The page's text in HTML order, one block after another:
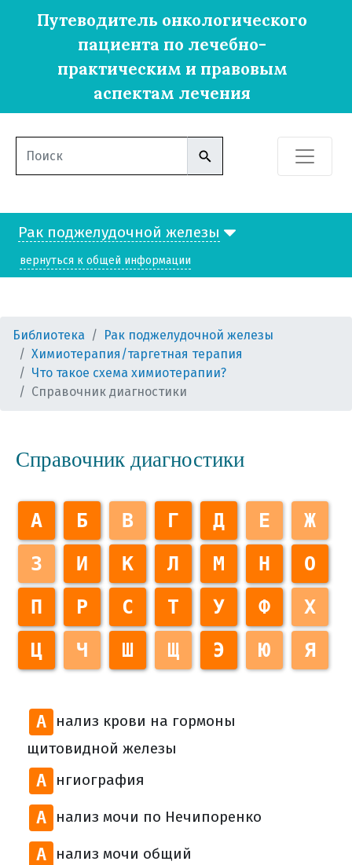
Путеводитель онкологического
пациента по лечебно-
практическим и правовым
аспектам лечения
Рак поджелудочной железы
вернуться к общей информации
Библиотека
Рак поджелудочной железы
Химиотерапия/таргетная терапия
Что такое схема химиотерапии?
Справочник диагностики
Справочник диагностики
А Б В Г Д Е
Ж
З
И К Л М Н
О
П
Р С Т У Ф
Х
Ц
Ч Ш Щ Э Ю Я
А
нализ крови на гормоны
щитовидной железы
А нгиография
А нализ мочи по Нечипоренко
А нализ мочи общий